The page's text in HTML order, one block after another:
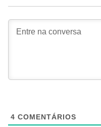
4 COMENTÁRIOS